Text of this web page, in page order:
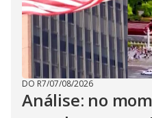
DO R7/07/08/2026
Análise: no